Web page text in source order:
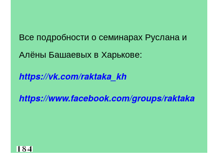
Все подробности о семинарах Руслана и
Алёны Башаевых в Харькове:
https://vk.com/raktaka_kh
https://www.facebook.com/groups/raktaka